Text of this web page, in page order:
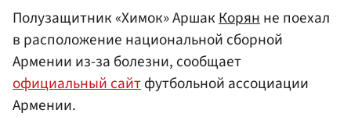
Полузащитник «Химок» АршакКорянне поехал
в расположение национальной сборной
Армении из-за болезни, сообщает
официальный сайтфутбольной ассоциации
Армении.